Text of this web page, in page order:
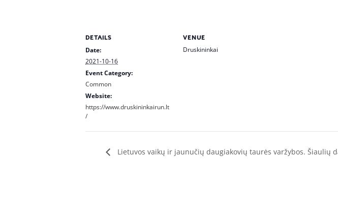
DETAILS
Date:
2021-10-16
Event Category:
Common
Website:
https://www.druskininkairun.lt
/
VENUE
Druskininkai
Lietuvos vaikų ir jaunučių daugiakovių taurės varžybos. Šiaulių